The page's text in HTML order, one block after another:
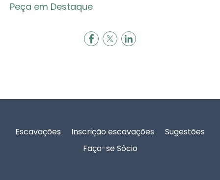
Peça em Destaque
Rodapé
Escavações Inscrição escavações
Sugestões
Faça-se Sócio